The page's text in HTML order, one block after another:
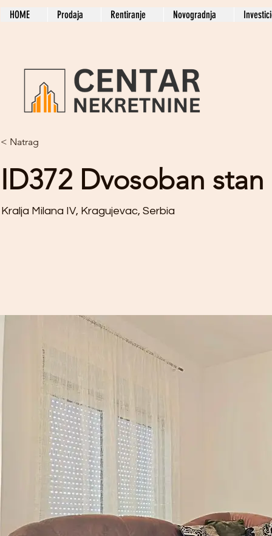
HOME Prodaja Rentiranje Novogradnja
< Natrag
ID372 Dvosoban stan
Kralja Milana IV, Kragujevac, Serbia